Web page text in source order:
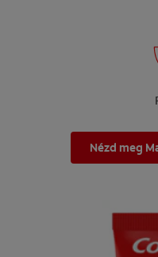
Nézd meg